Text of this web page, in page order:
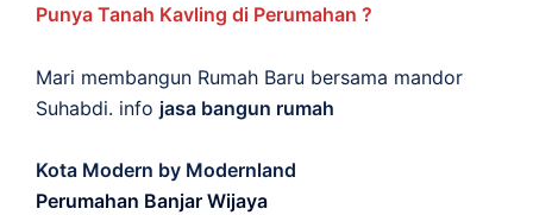
Punya Tanah Kavling di Perumahan ?
Mari membangun Rumah Baru bersama mandor
Suhabdi. info jasa bangun rumah
Kota Modern by Modernland
Perumahan Banjar Wijaya